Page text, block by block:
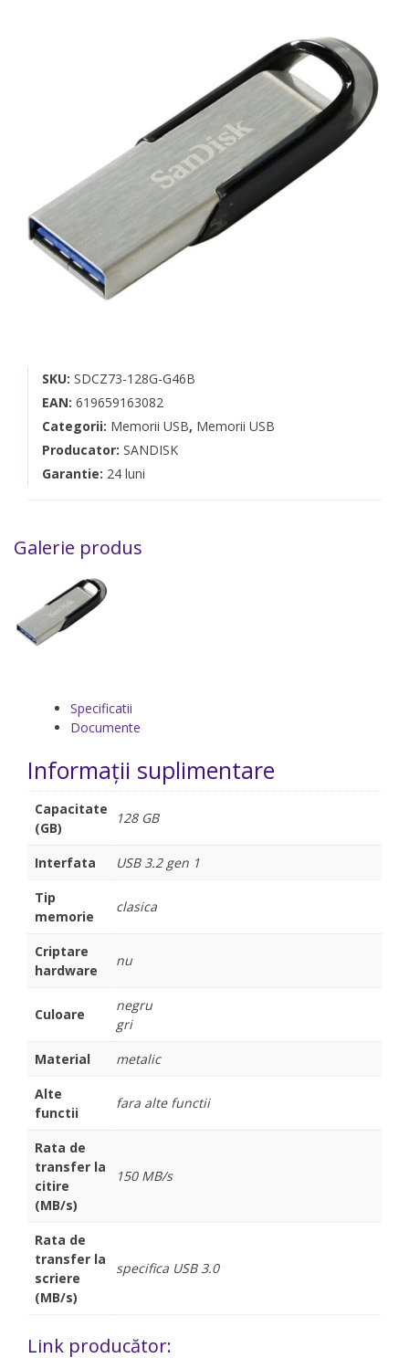
SKU: SDCZ73-128G-G46B
EAN: 619659163082
Categorii: Memorii USB, Memorii USB
Producator: SANDISK
Garantie: 24 luni
Galerie produs
Specificatii
Documente
Informații suplimentare
Capacitate
(GB)
128 GB
Interfata
USB 3.2 gen 1
Tip
memorie
clasica
Criptare
hardware
nu
Culoare
negru
gri
Material
metalic
Alte
functii
fara alte functii
Rata de
transfer la
citire
(MB/s)
150 MB/s
Rata de
transfer la
scriere
(MB/s)
specifica USB 3.0
Link producător: